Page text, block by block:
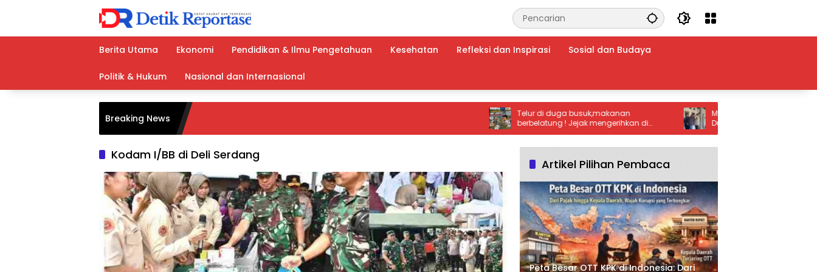
Berita Utama
Ekonomi Pendidikan & Ilmu Pengetahuan Kesehatan Refleksi dan Inspirasi Sosial dan Budaya
Politik & Hukum Nasional dan Internasional
Breaking News
Telur di duga busuk,makanan
berbelatung ! Jejak mengerihkan di
Program MBG Sena, Laporan GRPK
Marbot Masjid Purwakarta
Dunia: Kurang dari 12 Jam, Polisi
Terduga Pelaku
Kodam I/BB di Deli Serdang
Artikel Pilihan Pembaca
Peta Besar OTT KPK di Indonesia: Dari